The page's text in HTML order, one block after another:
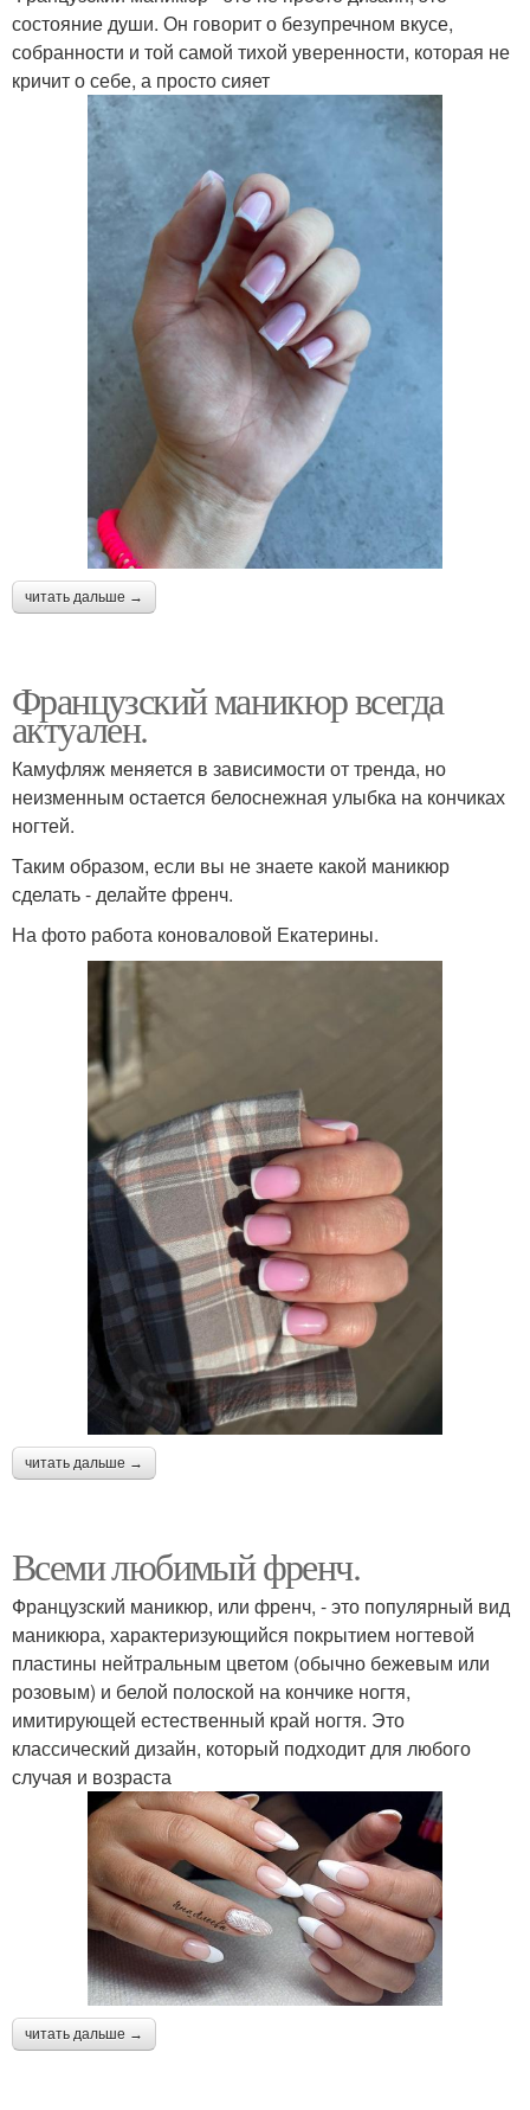
состояние души. Он говорит о безупречном вкусе,
собранности и той самой тихой уверенности, которая не
кричит о себе, а просто сияет
читать дальше →
Французский маникюр всегда
актуален.
Камуфляж меняется в зависимости от тренда, но
неизменным остается белоснежная улыбка на кончиках
ногтей.
Таким образом, если вы не знаете какой маникюр
сделать - делайте френч.
На фото работа коноваловой Екатерины.
читать дальше →
Всеми любимый френч.
Французский маникюр, или френч, - это популярный вид
маникюра, характеризующийся покрытием ногтевой
пластины нейтральным цветом (обычно бежевым или
розовым) и белой полоской на кончике ногтя,
имитирующей естественный край ногтя. Это
классический дизайн, который подходит для любого
случая и возраста
читать дальше →